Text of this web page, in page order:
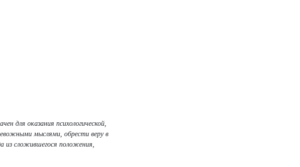
для оказания психологической,
мыслями, обрести веру в
из сложившегося положения,